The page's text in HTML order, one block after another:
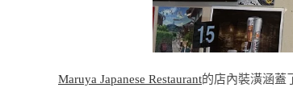
Maruya Japanese Restaurant的店內裝潢涵蓋